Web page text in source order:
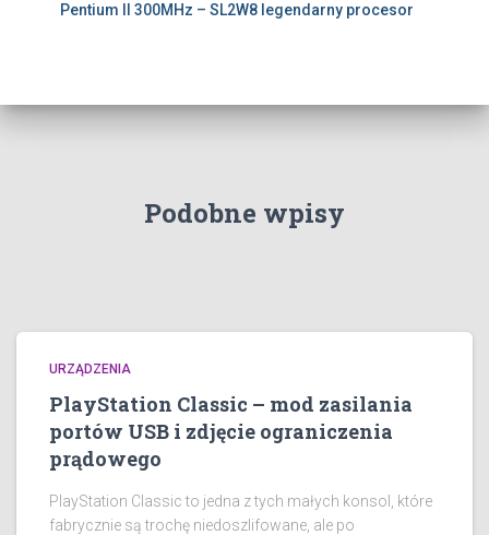
Pentium II 300MHz – SL2W8 legendarny procesor
Podobne wpisy
URZĄDZENIA
PlayStation Classic – mod zasilania
portów USB i zdjęcie ograniczenia
prądowego
PlayStation Classic to jedna z tych małych konsol, które
fabrycznie są trochę niedoszlifowane, ale po